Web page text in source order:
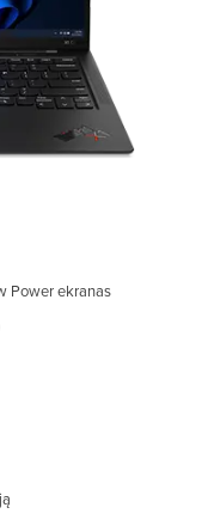
Power ekranas